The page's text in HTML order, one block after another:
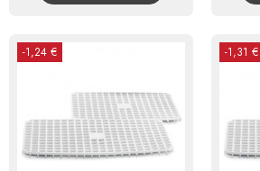
-1,24 € -1,31 €